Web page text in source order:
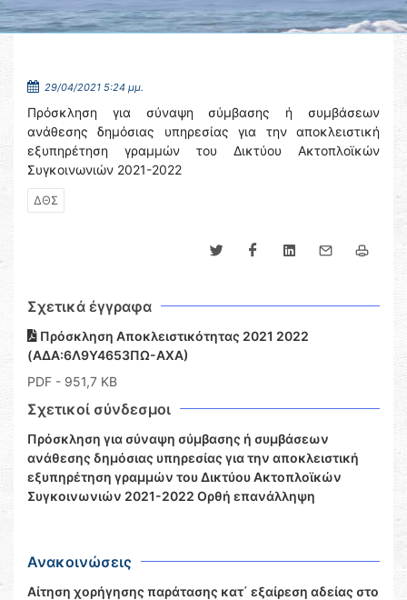
29/04/2021 5:24 μμ.
Πρόσκληση για σύναψη σύμβασης ή συμβάσεων
ανάθεσης δημόσιας υπηρεσίας για την αποκλειστική
εξυπηρέτηση γραμμών του Δικτύου Ακτοπλοϊκών
Συγκοινωνιών 2021-2022
ΔΘΣ
Σχετικά έγγραφα
Πρόσκληση Αποκλειστικότητας 2021 2022
(ΑΔΑ:6Λ9Υ4653ΠΩ-ΑΧΑ)
PDF - 951,7 KB
Σχετικοί σύνδεσμοι
Πρόσκληση για σύναψη σύμβασης ή συμβάσεων
ανάθεσης δημόσιας υπηρεσίας για την αποκλειστική
εξυπηρέτηση γραμμών του Δικτύου Ακτοπλοϊκών
Συγκοινωνιών 2021-2022 Ορθή επανάλληψη
Ανακοινώσεις
Αίτηση χορήγησης παράτασης κατ΄ εξαίρεση αδείας στο